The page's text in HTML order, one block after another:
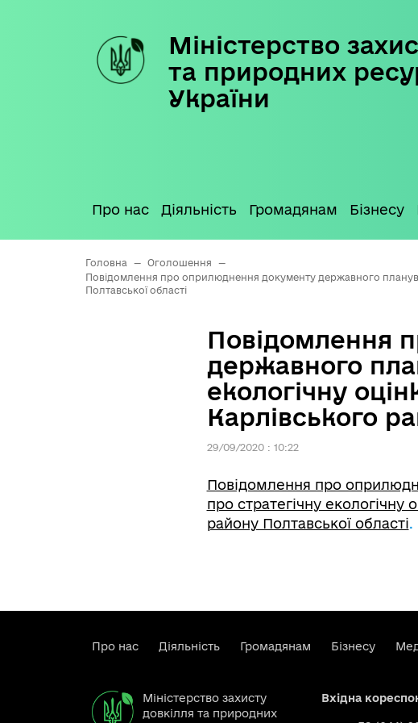
Міністерство
та природних
України
Про нас Діяльність Громадянам Бізнесу
Головна — Оголошення
—
Повідомлення про оприлюднення документу державного
Полтавської області
Повідомлення
державного
екологічну
Карлівського
29/09/2020 : 10:22
Повідомлення про
про стратегічну екологічну
району Полтавської області.
Про нас Діяльність Громадянам Бізнесу
Міністерство захисту
довкілля та природних
Вхідна